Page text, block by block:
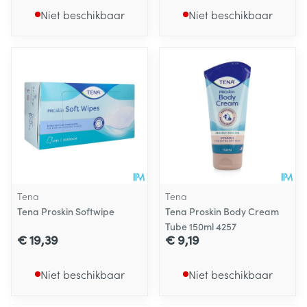
Niet beschikbaar Niet beschikbaar
Tena
Tena Proskin Softwipe
€ 19,39
Niet beschikbaar
Tena
Tena Proskin Body Cream
Tube 150ml 4257
€ 9,19
Niet beschikbaar